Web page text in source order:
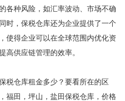
各种风险，如汇率波动、市场不确
时，保税仓库还为企业提供了一个
使得企业可以在全球范围内优化资
高供应链管理的效率。
税仓库租金多少？要看所在的区
福田，坪山，盐田保税仓库，价格